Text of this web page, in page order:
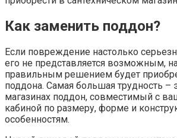
Как заменить поддон?
Если повреждение настолько
его не представляется возможным,
правильным решением будет
поддона. Самая большая трудность –
магазинах поддон, совместимый с
кабиной по размеру, форме и
особенностям.